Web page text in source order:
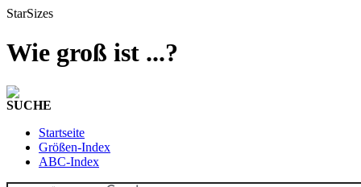
StarSizes
Wie groß ist ...?
SUCHE
Startseite
Größen-Index
ABC-Index